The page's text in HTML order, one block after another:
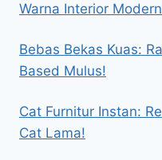
Warna Interior
Bebas Bekas Kuas:
Based Mulus!
Cat Furnitur Instan:
Cat Lama!